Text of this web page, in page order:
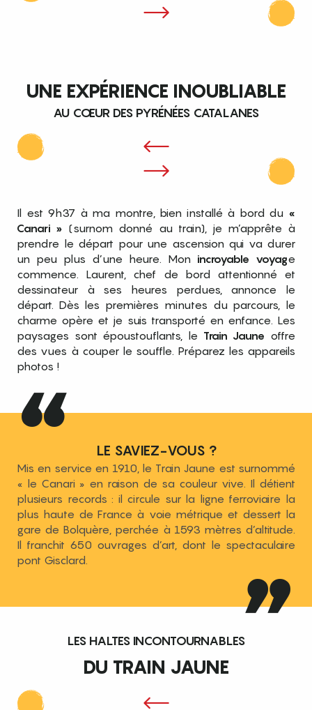
UNE EXPÉRIENCE INOUBLIABLE
AU CŒUR DES PYRÉNÉES CATALANES
Il est 9h37 à ma montre, bien installé à bord du «
Canari » (surnom donné au train), je m’apprête à
prendre le départ pour une ascension qui va durer
un peu plus d’une heure. Mon incroyable voyage
commence. Laurent, chef de bord attentionné et
dessinateur à ses heures perdues, annonce le
départ. Dès les premières minutes du parcours, le
charme opère et je suis transporté en enfance. Les
paysages sont époustouflants, le Train Jaune offre
des vues à couper le souffle. Préparez les appareils
photos !
LE SAVIEZ-VOUS ?
Mis en service en 1910, le Train Jaune est surnommé
« le Canari » en raison de sa couleur vive. Il détient
plusieurs records : il circule sur la ligne ferroviaire la
plus haute de France à voie métrique et dessert la
gare de Bolquère, perchée à 1593 mètres d’altitude.
Il franchit 650 ouvrages d’art, dont le spectaculaire
pont Gisclard.
LES HALTES INCONTOURNABLES
DU TRAIN JAUNE